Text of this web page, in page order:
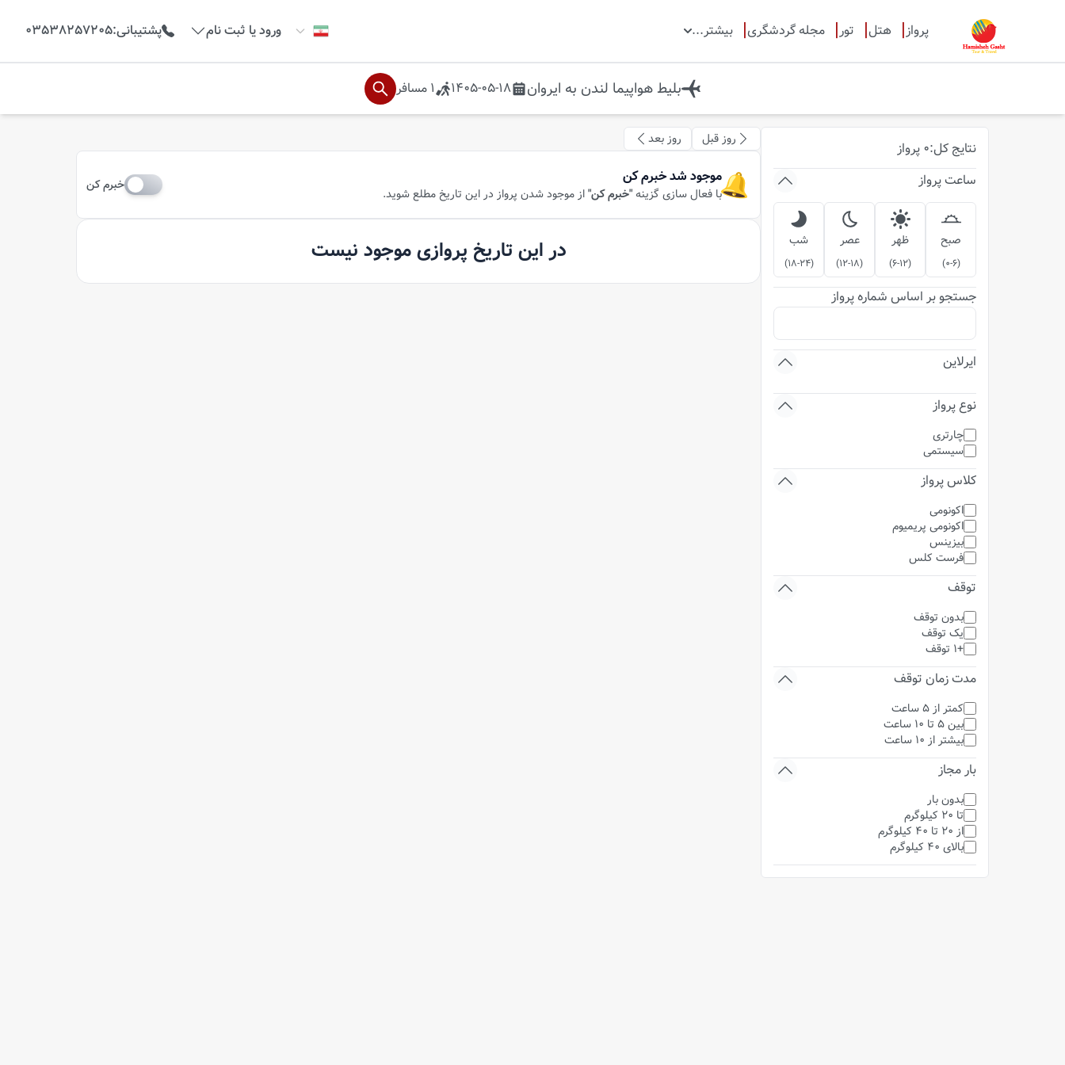
پرواز هتل تور مجله گردشگری بیشتر... ورود یا ثبت نام پشتیبانی:
03538257205
بلیط هواپیما لندن به ایروان 1405-05-18
1 مسافر
نتایج کل:
0 پرواز
ساعت پرواز
صبح
(
0-6
)
ظهر
(
6-12
)
عصر
(
12-18
)
شب
(
18-24
)
جستجو بر اساس شماره پرواز
ایرلاین
نوع پرواز
چارتری
سیستمی
کلاس پرواز
اکونومی
اکونومی پریمیوم
بیزینس
فرست کلس
توقف
بدون توقف
یک توقف
+1 توقف
مدت زمان توقف
کمتر از 5 ساعت
بین 5 تا 10 ساعت
بیشتر از 10 ساعت
بار مجاز
بدون بار
تا 20 کیلوگرم
از 20 تا 40 کیلوگرم
بالای 40 کیلوگرم
روز قبل روز بعد
موجود شد خبرم کن
با فعال سازی گزینه"خبرم کن"از موجود شدن پرواز در این تاریخ مطلع شوید.
خبرم کن
در این تاریخ پروازی موجود نیست